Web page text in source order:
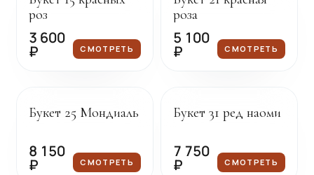
роз
3 600
₽ СМОТРЕТЬ
роза
5 100
₽ СМОТРЕТЬ
Букет 25 Мондиаль
8 150
₽ СМОТРЕТЬ
Букет 31 ред наоми
7 750
₽ СМОТРЕТЬ